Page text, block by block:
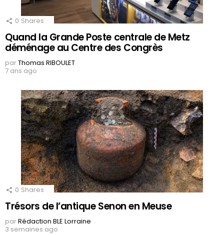
0 Shares
Quand la Grande Poste centrale de Metz
déménage au Centre des Congrès
parThomas RIBOULET
7 ans ago
0 Shares
Trésors de l’antique Senon en Meuse
parRédaction BLE Lorraine
3 semaines ago